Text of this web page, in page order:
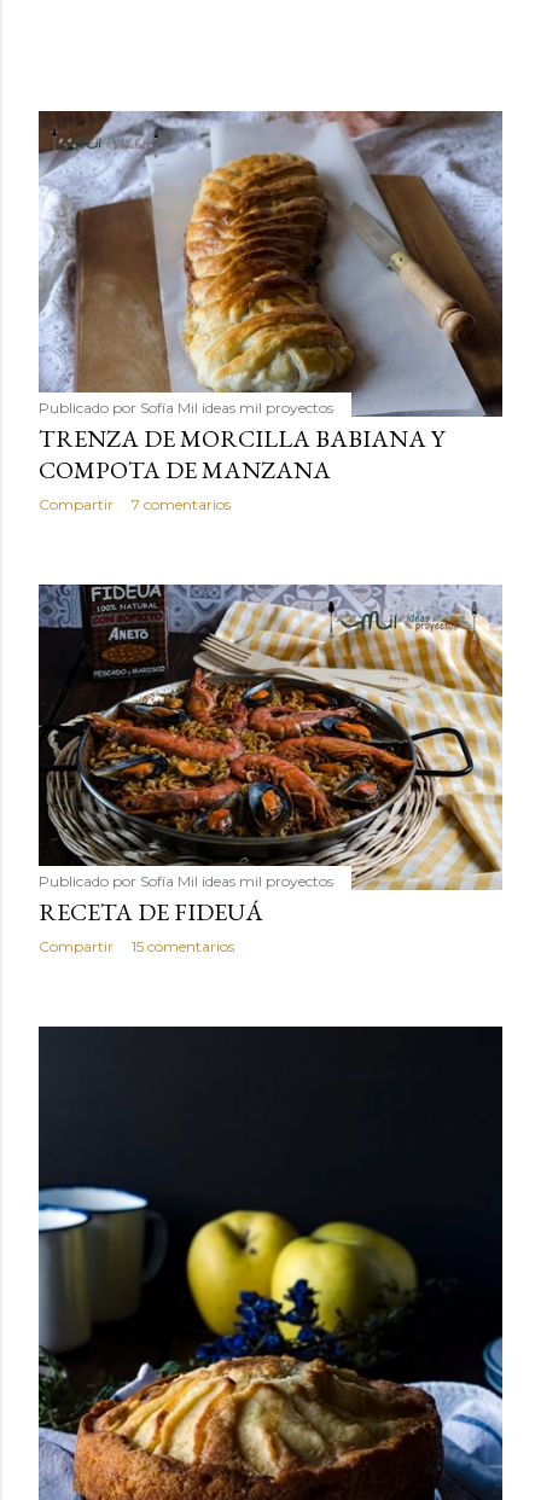
Publicado por Sofía Mil ideas mil proyectos
TRENZA DE MORCILLA BABIANA Y
COMPOTA DE MANZANA
Compartir 7 comentarios
Publicado por Sofía Mil ideas mil proyectos
RECETA DE FIDEUÁ
Compartir 15 comentarios